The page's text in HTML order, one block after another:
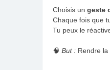
Choisis un geste
Chaque fois que
Tu peux le
🧠 But : Rendre la